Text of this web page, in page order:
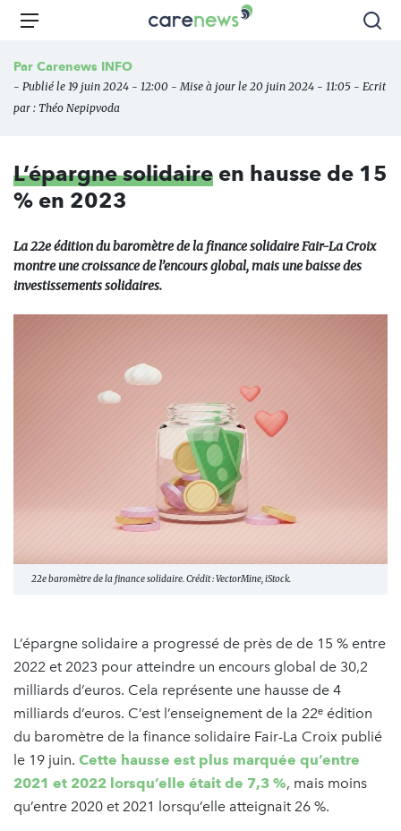
Aller
principal
Carenews,
des
Menu
Par Carenews INFO
- Publié le 19 juin 2024 - 12:00 - Mise à jour le 20 juin 2024 - 11:05 - Ecrit
par : Théo Nepipvoda
L’épargne solidaire en hausse de 15
% en 2023
La 22e édition du baromètre de la finance solidaire Fair-La Croix
montre une croissance de l’encours global, mais une baisse des
investissements solidaires.
22e baromètre de la finance solidaire. Crédit : VectorMine, iStock.
L’épargne solidaire a progressé de près de de 15 % entre
2022 et 2023 pour atteindre un encours global de 30,2
milliards d’euros. Cela représente une hausse de 4
milliards d’euros. C’est l’enseignement de la 22ᵉ édition
du baromètre de la finance solidaire Fair-La Croix publié
le 19 juin. Cette hausse est plus marquée qu’entre
2021 et 2022 lorsqu’elle était de 7,3 %, mais moins
qu’entre 2020 et 2021 lorsqu’elle atteignait 26 %.